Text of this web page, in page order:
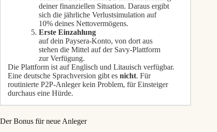
deiner finanziellen Situation. Daraus ergibt
sich die jährliche Verlustsimulation auf
10% deines Nettovermögens.
Erste Einzahlung
auf dein Paysera-Konto, von dort aus
stehen die Mittel auf der Savy-Plattform
zur Verfügung.
Die Plattform ist auf Englisch und Litauisch verfügbar.
Eine deutsche Sprachversion gibt es nicht. Für
routinierte P2P-Anleger kein Problem, für Einsteiger
durchaus eine Hürde.
Der Bonus für neue Anleger